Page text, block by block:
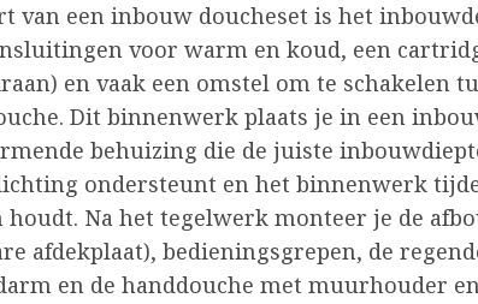
van een inbouw doucheset is het
voor warm en koud, een
en vaak een omstel om te schakelen
Dit binnenwerk plaats je in een
behuizing die de juiste
ondersteunt en het binnenwerk
houdt. Na het tegelwerk monteer je de
afdekplaat), bedieningsgrepen, de
en de handdouche met muurhouder